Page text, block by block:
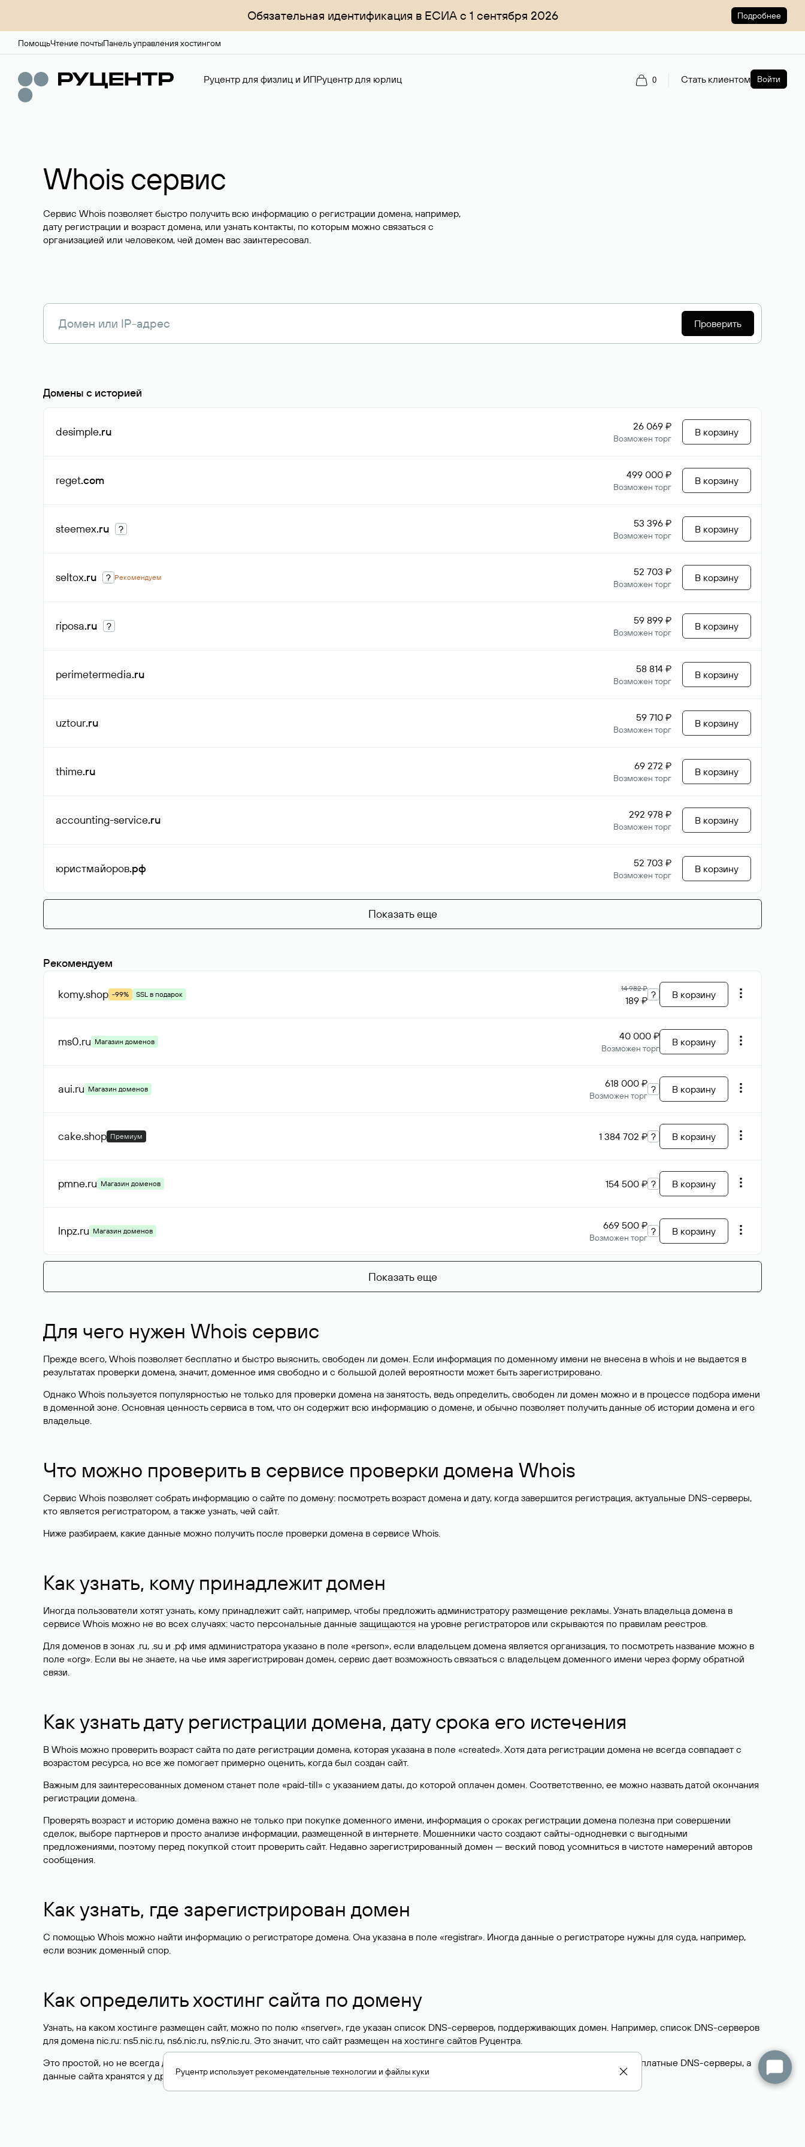
Обязательная идентификация в ЕСИА с 1 сентября 2026 Подробнее
ПомощьЧтение почтыПанель управления хостингом
Руцентр для физлиц и ИПРуцентр для юрлиц 0 Стать клиентом Войти
Whois сервис
Сервис Whois позволяет быстро получить всю информацию о регистрации домена, например,
дату регистрации и возраст домена, или узнать контакты, по которым можно связаться с
организацией или человеком, чей домен вас заинтересовал.
Проверить
Домены с историей
desimple.ru 26 069 ₽
Возможен торг
В корзину
reget.com 499 000 ₽
Возможен торг
В корзину
steemex.ru ? 53 396 ₽
Возможен торг
В корзину
seltox.ru ? Рекомендуем 52 703 ₽
Возможен торг
В корзину
riposa.ru ? 59 899 ₽
Возможен торг
В корзину
perimetermedia.ru 58 814 ₽
Возможен торг
В корзину
uztour.ru 59 710 ₽
Возможен торг
В корзину
thime.ru 69 272 ₽
Возможен торг
В корзину
accounting-service.ru 292 978 ₽
Возможен торг
В корзину
юристмайоров.рф 52 703 ₽
Возможен торг
В корзину
Показать еще
Рекомендуем
komy.shop -99% SSL в подарок
14 982 ₽
189 ₽ ? В корзину
ms0.ru Магазин доменов 40 000 ₽
Возможен торг
В корзину
aui.ru Магазин доменов 618 000 ₽
Возможен торг
? В корзину
cake.shop Премиум 1 384 702 ₽ ? В корзину
pmne.ru Магазин доменов 154 500 ₽ ? В корзину
lnpz.ru Магазин доменов 669 500 ₽
Возможен торг
? В корзину
Показать еще
Для чего нужен Whois сервис
Прежде всего, Whois позволяет бесплатно и быстро выяснить, свободен ли домен. Если информация по доменному имени не внесена в whois и не выдается в
результатах проверки домена, значит, доменное имя свободно и с большой долей вероятности может быть зарегистрировано.
Однако Whois пользуется популярностью не только для проверки домена на занятость, ведь определить, свободен ли домен можно и в процессе подбора имени
в доменной зоне. Основная ценность сервиса в том, что он содержит всю информацию о домене, и обычно позволяет получить данные об истории домена и его
владельце.
Что можно проверить в сервисе проверки домена Whois
Сервис Whois позволяет собрать информацию о сайте по домену: посмотреть возраст домена и дату, когда завершится регистрация, актуальные DNS-серверы,
кто является регистратором, а также узнать, чей сайт.
Ниже разбираем, какие данные можно получить после проверки домена в сервисе Whois.
Как узнать, кому принадлежит домен
Иногда пользователи хотят узнать, кому принадлежит сайт, например, чтобы предложить администратору размещение рекламы. Узнать владельца домена в
сервисе Whois можно не во всех случаях: часто персональные данные защищаются на уровне регистраторов или скрываются по правилам реестров.
Для доменов в зонах .ru, .su и .рф имя администратора указано в поле «person», если владельцем домена является организация, то посмотреть название можно в
поле «org». Если вы не знаете, на чье имя зарегистрирован домен, сервис дает возможность связаться с владельцем доменного имени через форму обратной
связи.
Как узнать дату регистрации домена, дату срока его истечения
В Whois можно проверить возраст сайта по дате регистрации домена, которая указана в поле «created». Хотя дата регистрации домена не всегда совпадает с
возрастом ресурса, но все же помогает примерно оценить, когда был создан сайт.
Важным для заинтересованных доменом станет поле «paid-till» с указанием даты, до которой оплачен домен. Соответственно, ее можно назвать датой окончания
регистрации домена.
Проверять возраст и историю домена важно не только при покупке доменного имени, информация о сроках регистрации домена полезна при совершении
сделок, выборе партнеров и просто анализе информации, размещенной в интернете. Мошенники часто создают сайты-однодневки с выгодными
предложениями, поэтому перед покупкой стоит проверить сайт. Недавно зарегистрированный домен — веский повод усомниться в чистоте намерений авторов
сообщения.
Как узнать, где зарегистрирован домен
С помощью Whois можно найти информацию о регистраторе домена. Она указана в поле «registrar». Иногда данные о регистраторе нужны для суда, например,
если возник доменный спор.
Как определить хостинг сайта по домену
Узнать, на каком хостинге размещен сайт, можно по полю «nserver», где указан список DNS-серверов, поддерживающих домен. Например, список DNS-серверов
для домена nic.ru: ns5.nic.ru, ns6.nic.ru, ns9.nic.ru. Это значит, что сайт размещен на хостинге сайтов Руцентра.
Это простой, но не всегда достоверный способ узнать хостинг-провайдера сайта. Иногда владельцы сайтов делегируют домен на бесплатные DNS-серверы, а
данные сайта хранятся у другого хостинг-провайдера.
Руцентр использует рекомендательные технологии и файлы куки